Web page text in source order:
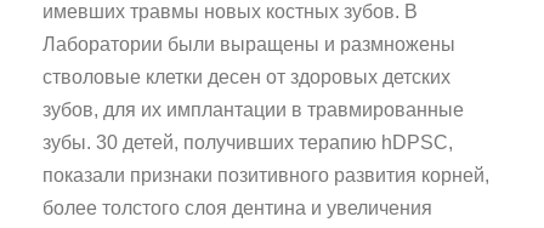
имевших травмы новых костных зубов. В
Лаборатории были выращены и размножены
стволовые клетки десен от здоровых детских
зубов, для их имплантации в травмированные
зубы. 30 детей, получивших терапию hDPSC,
показали признаки позитивного развития корней,
более толстого слоя дентина и увеличения